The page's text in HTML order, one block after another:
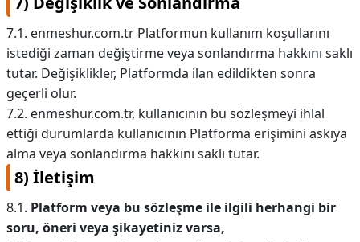
7.1. enmeshur.com.tr Platformun kullanım koşullarını
istediği zaman değiştirme veya sonlandırma hakkını saklı
tutar. Değişiklikler, Platformda ilan edildikten sonra
geçerli olur.
7.2. enmeshur.com.tr, kullanıcının bu sözleşmeyi ihlal
ettiği durumlarda kullanıcının Platforma erişimini askıya
alma veya sonlandırma hakkını saklı tutar.
8) İletişim
8.1. Platform veya bu sözleşme ile ilgili herhangi bir
soru, öneri veya şikayetiniz varsa,